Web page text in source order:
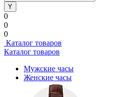
0
0
0
Каталог товаров
Каталог товаров
Мужские часы
Женские часы